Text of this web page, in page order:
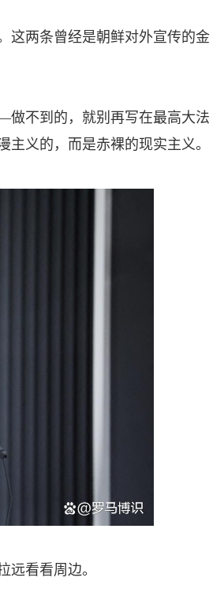
这两条曾经是朝鲜对外宣传的金
不到的，就别再写在最高大法
义的，而是赤裸的现实主义。
远看看周边。